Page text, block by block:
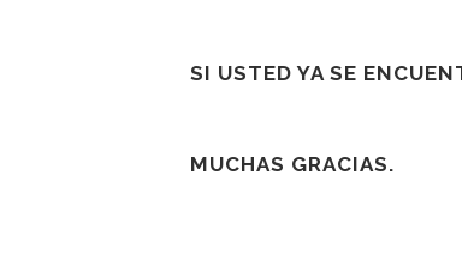
SI USTED YA SE
MUCHAS GRACIAS.